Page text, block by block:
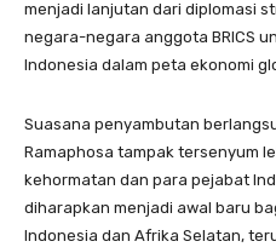
menjadi lanjutan dari diplomasi
negara-negara anggota BRICS
Indonesia dalam peta ekonomi
Suasana penyambutan
Ramaphosa tampak tersenyum
kehormatan dan para pejabat
diharapkan menjadi awal baru
Indonesia dan Afrika Selatan,